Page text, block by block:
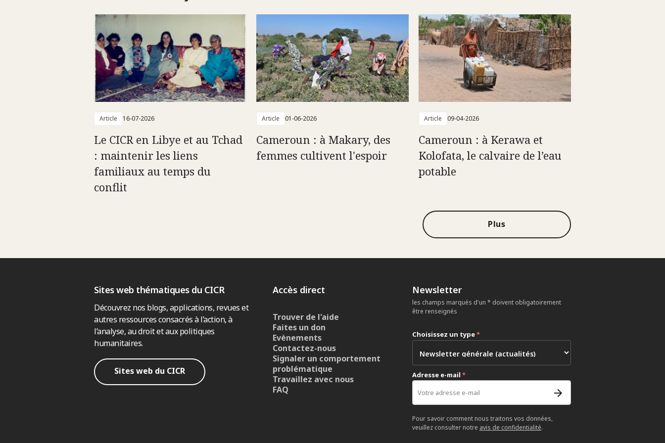
Article 16-07-2026
Le CICR en Libye et au Tchad
: maintenir les liens
familiaux au temps du
conflit
Article 01-06-2026
Cameroun : à Makary, des
femmes cultivent l'espoir
Article 09-04-2026
Cameroun : à Kerawa et
Kolofata, le calvaire de l’eau
potable
Plus
Sites web thématiques du CICR
Découvrez nos blogs, applications, revues et
autres ressources consacrés à l’action, à
l’analyse, au droit et aux politiques
humanitaires.
Sites web du CICR
Accès direct
Trouver de l'aide
Faites un don
Evènements
Contactez-nous
Signaler un comportement
problématique
Travaillez avec nous
FAQ
Newsletter
les champs marqués d'un * doivent obligatoirement
être renseignés
Choisissez un type*
Adresse e-mail *
Pour savoir comment nous traitons vos données,
veuillez consulter notre avis de confidentialité.